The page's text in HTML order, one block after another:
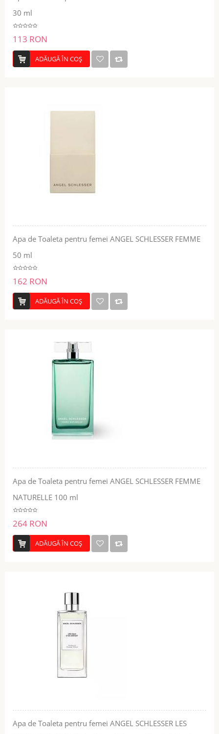
30 ml
113 RON
ADĂUGĂ ÎN COŞ
Apa de Toaleta pentru femei ANGEL SCHLESSER FEMME
50 ml
162 RON
ADĂUGĂ ÎN COŞ
Apa de Toaleta pentru femei ANGEL SCHLESSER FEMME
NATURELLE 100 ml
264 RON
ADĂUGĂ ÎN COŞ
Apa de Toaleta pentru femei ANGEL SCHLESSER LES